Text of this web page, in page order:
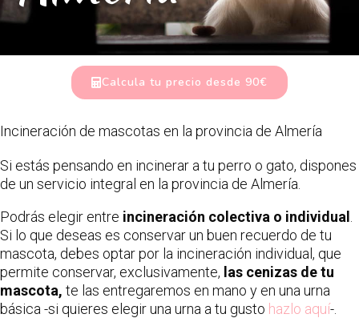
Calcula tu precio desde 90€
Incineración de mascotas en la provincia de Almería
Si estás pensando en incinerar a tu perro o gato, dispones
de un servicio integral en la provincia de Almería.
Podrás elegir entre incineración colectiva o individual
Si lo que deseas es conservar un buen recuerdo de tu
mascota, debes optar por la incineración individual, que
permite conservar, exclusivamente, las cenizas de tu
mascota, te las entregaremos en mano y en una urna
básica -si quieres elegir una urna a tu gusto hazlo aquí-.